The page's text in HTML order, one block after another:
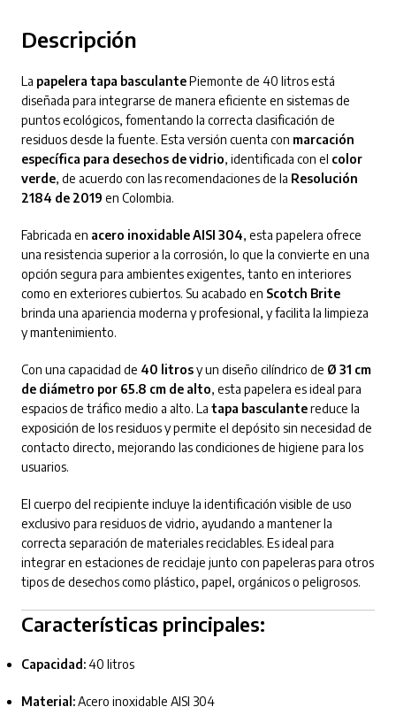
Descripción
La papelera tapa basculantePiemonte de 40 litros está
diseñada para integrarse de manera eficiente en sistemas de
puntos ecológicos, fomentando la correcta clasificación de
residuos desde la fuente. Esta versión cuenta con marcación
específica para desechos de vidrio, identificada con el color
verde, de acuerdo con las recomendaciones de la Resolución
2184 de 2019 en Colombia.
Fabricada en acero inoxidable AISI 304, esta papelera ofrece
una resistencia superior a la corrosión, lo que la convierte en una
opción segura para ambientes exigentes, tanto en interiores
como en exteriores cubiertos. Su acabado en Scotch Brite
brinda una apariencia moderna y profesional, y facilita la limpieza
y mantenimiento.
Con una capacidad de 40 litrosy un diseño cilíndrico de Ø 31 cm
de diámetro por 65.8 cm de alto, esta papelera es ideal para
espacios de tráfico medio a alto. La tapa basculantereduce la
exposición de los residuos y permite el depósito sin necesidad de
contacto directo, mejorando las condiciones de higiene para los
usuarios.
El cuerpo del recipiente incluye la identificación visible de uso
exclusivo para residuos de vidrio, ayudando a mantener la
correcta separación de materiales reciclables. Es ideal para
integrar en estaciones de reciclaje junto con papeleras para otros
tipos de desechos como plástico, papel, orgánicos o peligrosos.
Características principales:
Capacidad:40 litros
Material:Acero inoxidable AISI 304